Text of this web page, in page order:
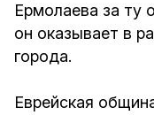
Ермолаева за ту
он оказывает в
города.
Еврейская